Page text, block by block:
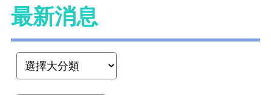
最新消息